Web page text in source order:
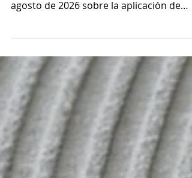
del Acero
2026/1930 DE LA COMISIÓN de 4 de
agosto de 2026 sobre la aplicación de
medidas de salvaguardia bilaterales
las importaciones de los productos
siderúrgicos contemplados en el
Reglamento (UE) 2026/1384 del
Parlamento Europeo y del Consejo y
originarios de determinados países con
los que la Unión ha celebrado acuerdos
de libre comercio La evaluación de los